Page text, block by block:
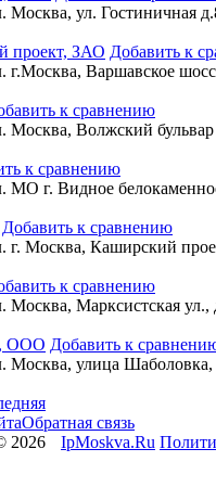
Москва, ул. Гостиничная
проект, ЗАО Добавить к
г.Москва, Варшавское
к сравнению
Москва, Волжский
к сравнению
МО г. Видное
Добавить к сравнению
г. Москва, Каширский
к сравнению
Москва, Марксистская ул.,
ООО Добавить к
Москва, улица Шаболовка,
Обратная связь
2026
IpMoskva.Ru